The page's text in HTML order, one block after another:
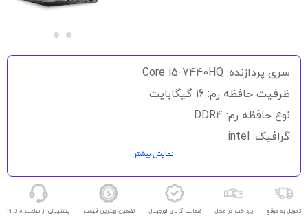
سری پردازنده: Core i5-7440HQ
ظرفیت حافظه رم: 16 گیگابایت
نوع حافظه رم: DDR4
گرافیک: intel
اندازه صفحه نمایش: 15.6 اینچ
کیفیت صفحه نمایش: HD
نمایش بیشتر
تحویل به موقع پرداخت در محل ضمانت کالای اورجینال تضمین بهترین قیمت پشتیبانی از ساعت 8 تا 19